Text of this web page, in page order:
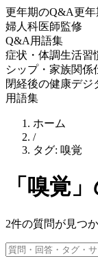
更年期のQ&A更年
婦人科医師監修
Q&A 用語集
症状・体調生活習
シップ・家族関係
閉経後の健康デジ
用語集
ホーム
/
タグ: 嗅覚
「 嗅覚
2件の質問が見つ